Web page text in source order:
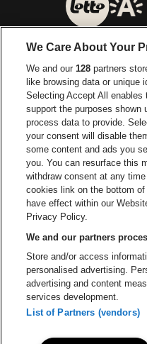
Ga naar
Ga naar de
Ga naar
Lotto Arena is
Be-
Schijnpoortweg
BTW (BE)
BNP Paribas Fortis -
We Care About Your
We and our128 partners
like browsing data or unique
Selecting Accept All
support the purposes shown
process data to provide.
your consent will disable
some content and ads you
you. You can resurface this
withdraw consent at any
cookies link on the bottom of
have effect within our
Privacy Policy.
We and our partners
Store and/or access
personalised advertising.
advertising and content
services development.
List of Partners (vendors)